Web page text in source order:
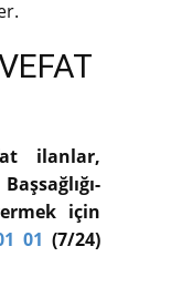
ilanlar,
için
01 (7/24)